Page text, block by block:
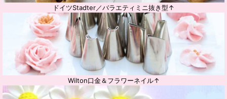
ドイツStadter／バラエティミニ抜き型↑
Wilton口金＆フラワーネイル↑